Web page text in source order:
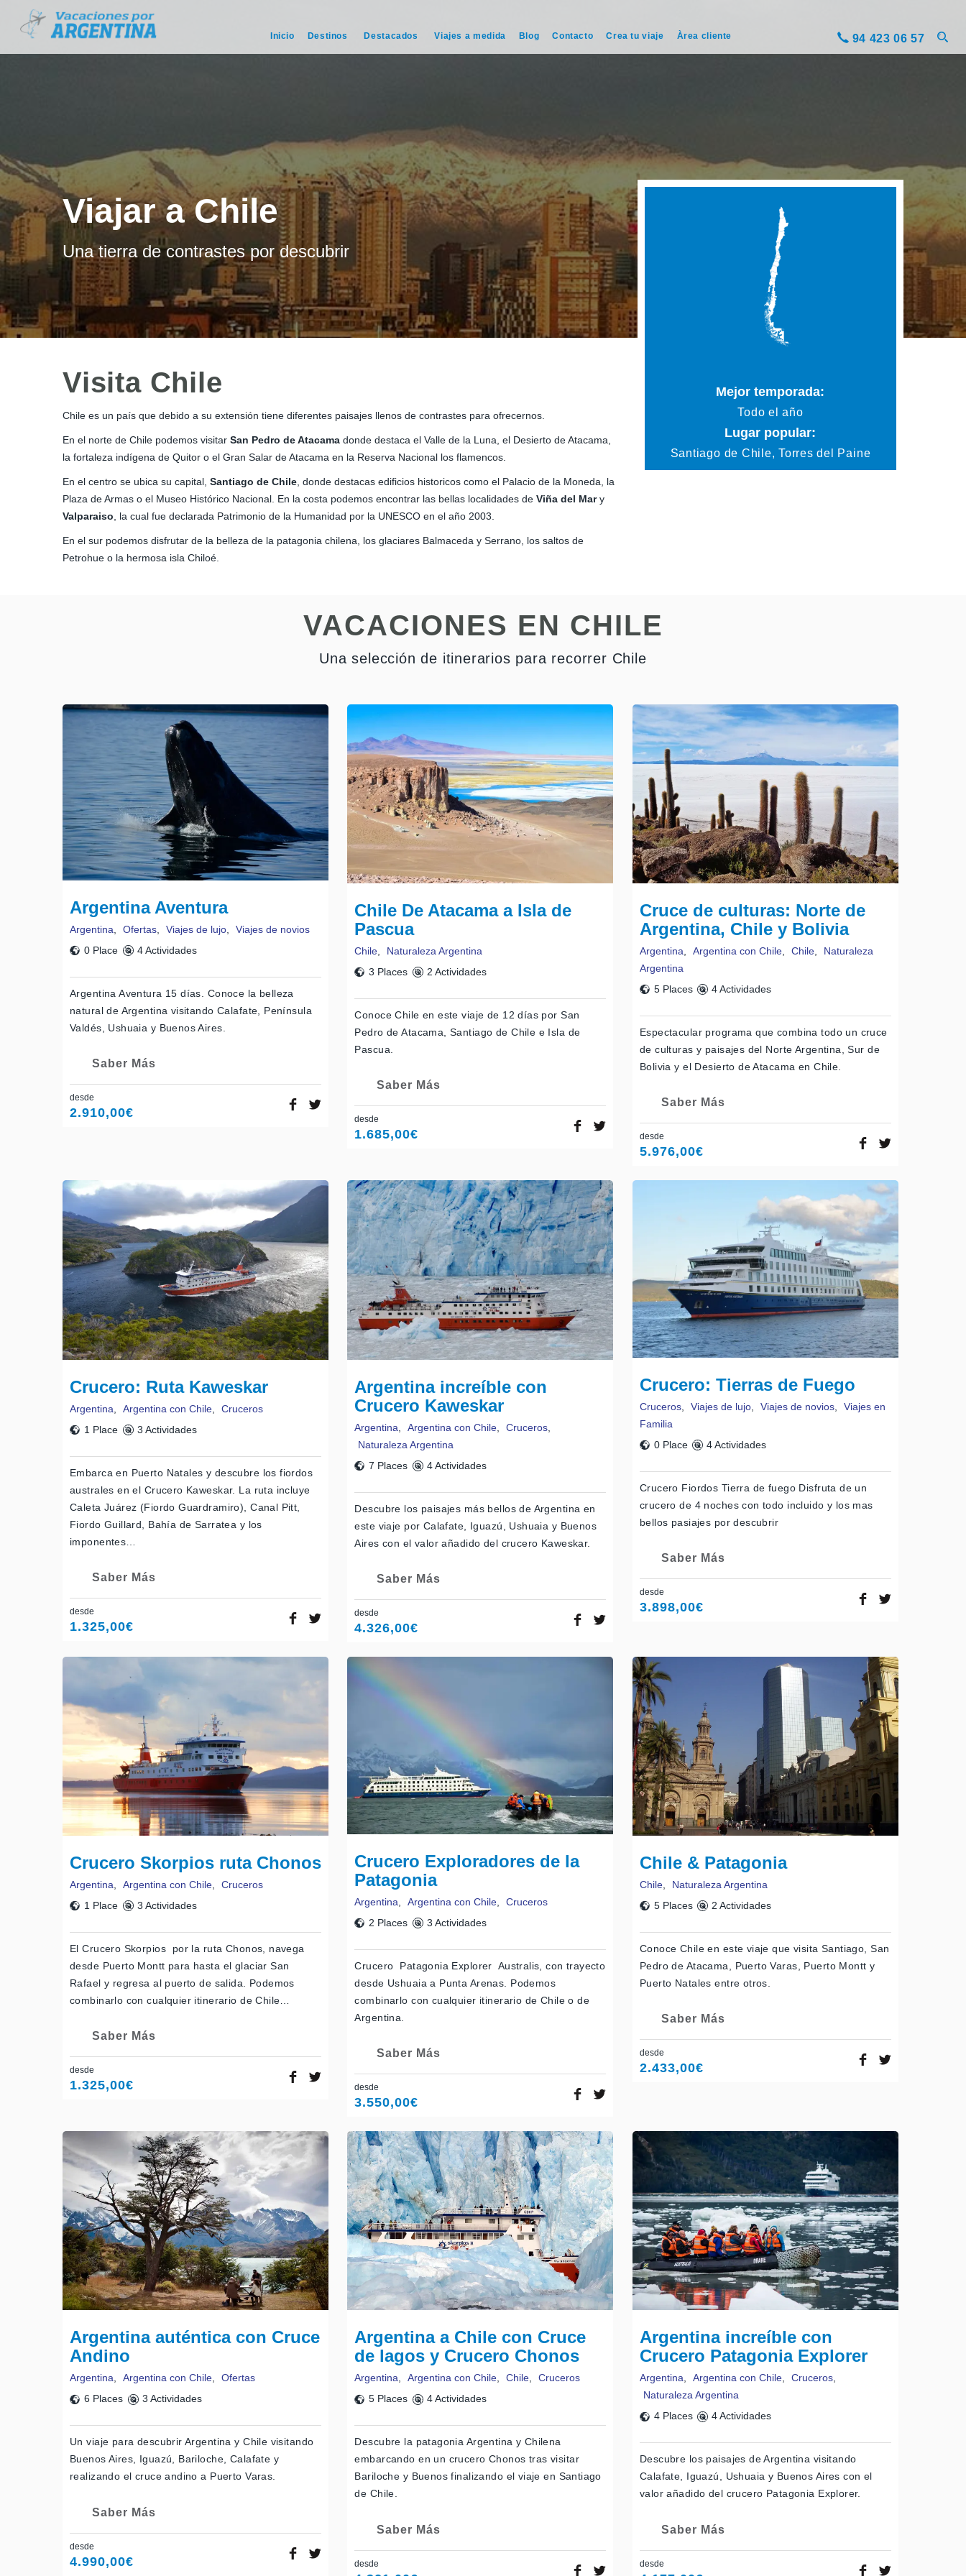
Inicio Destinos Destacados Viajes a medida Blog Contacto Crea tu viaje Àrea cliente 94 423 06 57
Viajar a Chile
Una tierra de contrastes por descubrir
Visita Chile
Chile es un país que debido a su extensión tiene diferentes paisajes llenos de contrastes para ofrecernos.
En el norte de Chile podemos visitar San Pedro de Atacama donde destaca el Valle de la Luna, el Desierto de Atacama,
la fortaleza indígena de Quitor o el Gran Salar de Atacama en la Reserva Nacional los flamencos.
En el centro se ubica su capital, Santiago de Chile , donde destacas edificios historicos como el Palacio de la Moneda, la
Plaza de Armas o el Museo Histórico Nacional. En la costa podemos encontrar las bellas localidades de Viña del Mary
Valparaiso , la cual fue declarada Patrimonio de la Humanidad por la UNESCO en el año 2003.
En el sur podemos disfrutar de la belleza de la patagonia chilena, los glaciares Balmaceda y Serrano, los saltos de
Petrohue o la hermosa isla Chiloé.
Mejor temporada:
Todo el año
Lugar popular:
Santiago de Chile, Torres del Paine
VACACIONES EN CHILE
Una selección de itinerarios para recorrer Chile
Argentina Aventura
Argentina Ofertas Viajes de lujo
Viajes de novios
0 Place
4 Actividades
Argentina Aventura 15 días. Conoce la belleza
natural de Argentina visitando Calafate, Península
Valdés, Ushuaia y Buenos Aires.
Saber Más
desde
2.910,00€
Chile De Atacama a Isla de
Pascua
Chile
Naturaleza Argentina
3 Places
2 Actividades
Conoce Chile en este viaje de 12 días por San
Pedro de Atacama, Santiago de Chile e Isla de
Pascua.
Saber Más
desde
1.685,00€
Cruce de culturas: Norte de
Argentina, Chile y Bolivia
Argentina Argentina con Chile, Chile,
Naturaleza
Argentina
5 Places
4 Actividades
Espectacular programa que combina todo un cruce
de culturas y paisajes del Norte Argentina, Sur de
Bolivia y el Desierto de Atacama en Chile.
Saber Más
desde
5.976,00€
Crucero: Ruta Kaweskar
Argentina Argentina con Chile
Cruceros
1 Place
3 Actividades
Embarca en Puerto Natales y descubre los fiordos
australes en el Crucero Kaweskar. La ruta incluye
Caleta Juárez (Fiordo Guardramiro), Canal Pitt,
Fiordo Guillard, Bahía de Sarratea y los
imponentes…
Saber Más
desde
1.325,00€
Argentina increíble con
Crucero Kaweskar
Argentina Argentina con Chile Cruceros
Naturaleza Argentina
7 Places
4 Actividades
Descubre los paisajes más bellos de Argentina en
este viaje por Calafate, Iguazú, Ushuaia y Buenos
Aires con el valor añadido del crucero Kaweskar.
Saber Más
desde
4.326,00€
Crucero: Tierras de Fuego
Cruceros, Viajes de lujo, Viajes de novios,
Viajes en
Familia
0 Place
4 Actividades
Crucero Fiordos Tierra de fuego Disfruta de un
crucero de 4 noches con todo incluido y los mas
bellos pasiajes por descubrir
Saber Más
desde
3.898,00€
Crucero Skorpios ruta Chonos
Argentina Argentina con Chile
Cruceros
1 Place
3 Actividades
El Crucero Skorpios por la ruta Chonos, navega
desde Puerto Montt para hasta el glaciar San
Rafael y regresa al puerto de salida. Podemos
combinarlo con cualquier itinerario de Chile…
Saber Más
desde
1.325,00€
Crucero Exploradores de la
Patagonia
Argentina Argentina con Chile
Cruceros
2 Places
3 Actividades
Crucero Patagonia Explorer Australis, con trayecto
desde Ushuaia a Punta Arenas. Podemos
combinarlo con cualquier itinerario de Chile o de
Argentina.
Saber Más
desde
3.550,00€
Chile & Patagonia
Chile,
Naturaleza Argentina
5 Places
2 Actividades
Conoce Chile en este viaje que visita Santiago, San
Pedro de Atacama, Puerto Varas, Puerto Montt y
Puerto Natales entre otros.
Saber Más
desde
2.433,00€
Argentina auténtica con Cruce
Andino
Argentina, Argentina con Chile,
Ofertas
6 Places
3 Actividades
Un viaje para descubrir Argentina y Chile visitando
Buenos Aires, Iguazú, Bariloche, Calafate y
realizando el cruce andino a Puerto Varas.
Saber Más
desde
4.990,00€
Argentina a Chile con Cruce
de lagos y Crucero Chonos
Argentina, Argentina con Chile, Chile,
Cruceros
5 Places
4 Actividades
Descubre la patagonia Argentina y Chilena
embarcando en un crucero Chonos tras visitar
Bariloche y Buenos finalizando el viaje en Santiago
de Chile.
Saber Más
desde
Argentina increíble con
Crucero Patagonia Explorer
Argentina, Argentina con Chile, Cruceros,
Naturaleza Argentina
4 Places
4 Actividades
Descubre los paisajes de Argentina visitando
Calafate, Iguazú, Ushuaia y Buenos Aires con el
valor añadido del crucero Patagonia Explorer.
Saber Más
desde